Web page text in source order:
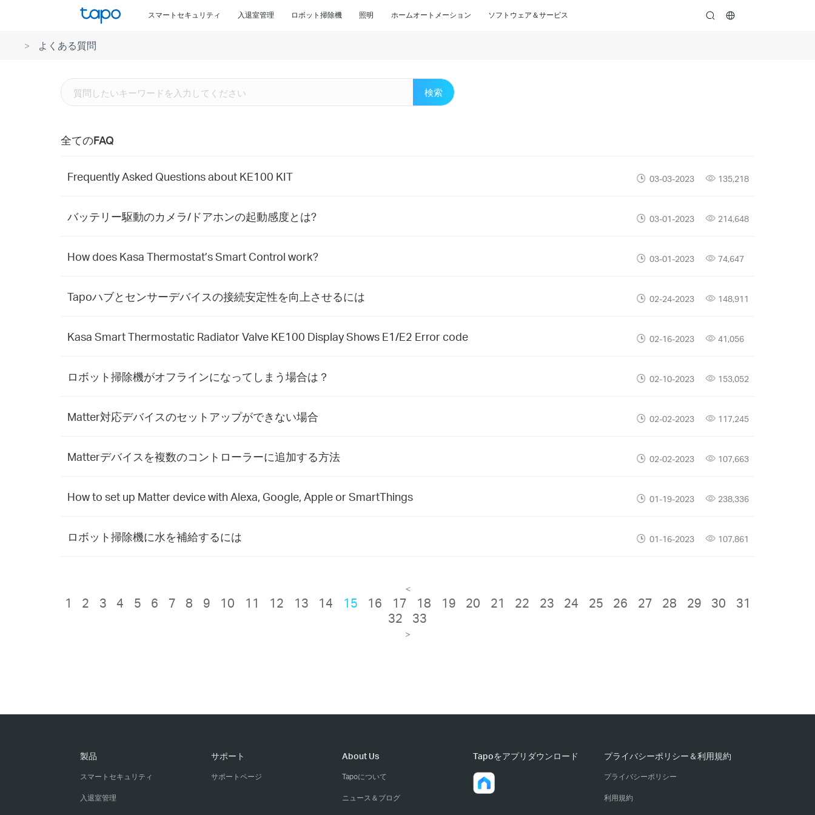
スマートセキュリティ 入退室管理 ロボット掃除機 照明 ホームオートメーション ソフトウェア＆サービス search
よくある質問
検索
全てのFAQ
Frequently Asked Questions about KE100 KIT 03-03-2023 135,218
バッテリー駆動のカメラ/ドアホンの起動感度とは? 03-01-2023 214,648
How does Kasa Thermostat’s Smart Control work? 03-01-2023 74,647
Tapoハブとセンサーデバイスの接続安定性を向上させるには 02-24-2023 148,911
Kasa Smart Thermostatic Radiator Valve KE100 Display Shows E1/E2 Error code 02-16-2023 41,056
ロボット掃除機がオフラインになってしまう場合は？ 02-10-2023 153,052
Matter対応デバイスのセットアップができない場合 02-02-2023 117,245
Matterデバイスを複数のコントローラーに追加する方法 02-02-2023 107,663
How to set up Matter device with Alexa, Google, Apple or SmartThings 01-19-2023 238,336
ロボット掃除機に水を補給するには 01-16-2023 107,861
<
1 2 3 4 5 6 7 8 9 10 11 12 13 14 15 16 17 18 19 20 21 22 23 24 25 26 27 28 29 30
31
32
33
>
製品
スマートセキュリティ
入退室管理
サポート
サポートページ
About Us
Tapoについて
ニュース＆ブログ
Tapoをアプリダウンロード プライバシーポリシー＆利用規約
プライバシーポリシー
利用規約